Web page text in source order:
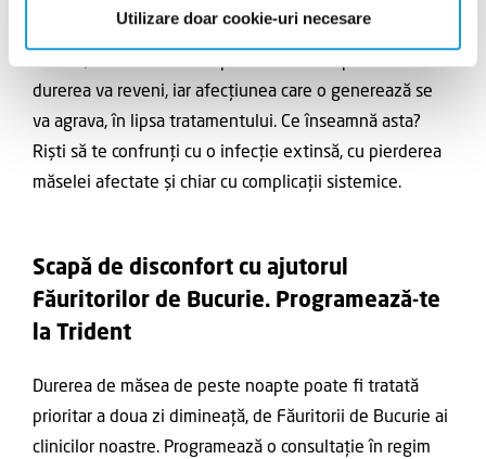
Utilizare doar cookie-uri necesare
durerea va reveni, iar afecțiunea care o generează se
va agrava, în lipsa tratamentului. Ce înseamnă asta?
Riști să te confrunți cu o infecție extinsă, cu pierderea
măselei afectate și chiar cu complicații sistemice.
Scapă de disconfort cu ajutorul
Făuritorilor de Bucurie. Programează-te
la Trident
Durerea de măsea de peste noapte poate fi tratată
prioritar a doua zi dimineață, de Făuritorii de Bucurie ai
clinicilor noastre. Programează o consultație în regim